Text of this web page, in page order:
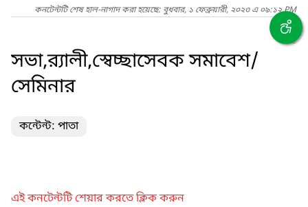
কনটেন্টটি শেষ হাল-নাগাদ করা হয়েছে: বুধবার, ১ ফেব্রুয়ারী, ২০২৩ এ ০৯:১২ PM
সভা,র‌্যালী,স্বেচ্ছাসেবক সমাবেশ/
সেমিনার
কন্টেন্ট: পাতা
এই কনটেন্টটি শেয়ার করতে ক্লিক করুন